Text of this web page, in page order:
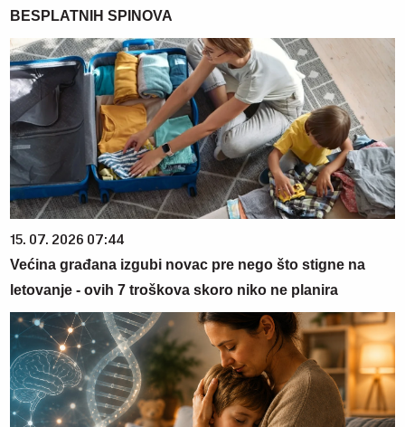
BESPLATNIH SPINOVA
15. 07. 2026 07:44
Većina građana izgubi novac pre nego što stigne na
letovanje - ovih 7 troškova skoro niko ne planira